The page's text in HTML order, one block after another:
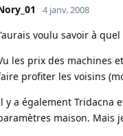
4 janv. 2008
voulu savoir à
les prix des machines
profiter les voisins
y a également Tridacna
maison. Mais